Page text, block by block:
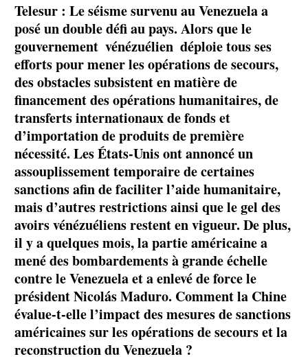
Telesur : Le séisme survenu au Venezuela a
posé un double défi au pays. Alors que le
gouvernement vénézuélien déploie tous ses
efforts pour mener les opérations de secours,
des obstacles subsistent en matière de
financement des opérations humanitaires, de
transferts internationaux de fonds et
d’importation de produits de première
nécessité. Les États-Unis ont annoncé un
assouplissement temporaire de certaines
sanctions afin de faciliter l’aide humanitaire,
mais d’autres restrictions ainsi que le gel des
avoirs vénézuéliens restent en vigueur. De plus,
il y a quelques mois, la partie américaine a
mené des bombardements à grande échelle
contre le Venezuela et a enlevé de force le
président Nicolás Maduro. Comment la Chine
évalue-t-elle l’impact des mesures de sanctions
américaines sur les opérations de secours et la
reconstruction du Venezuela ?